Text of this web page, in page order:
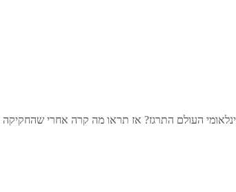
העולם התרגז? אז תראו מה קרה אחרי